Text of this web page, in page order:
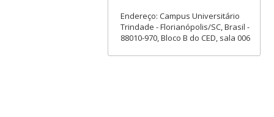
Endereço: Campus Universitário
Trindade - Florianópolis/SC, Brasil -
88010-970, Bloco B do CED, sala 006